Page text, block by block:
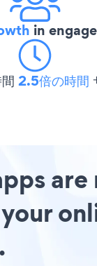
in
2.5倍の時間
are